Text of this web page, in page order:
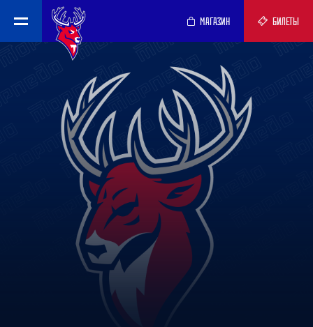
МАГАЗИН БИЛЕТЫ